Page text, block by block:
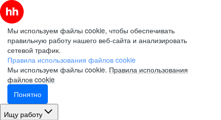
Мы используем файлы cookie, чтобы обеспечивать
правильную работу нашего веб-сайта и анализировать
сетевой трафик.
Правила использования файлов cookie
Мы используем файлы cookie. Правила использования
файлов cookie
Понятно
Ищу работу